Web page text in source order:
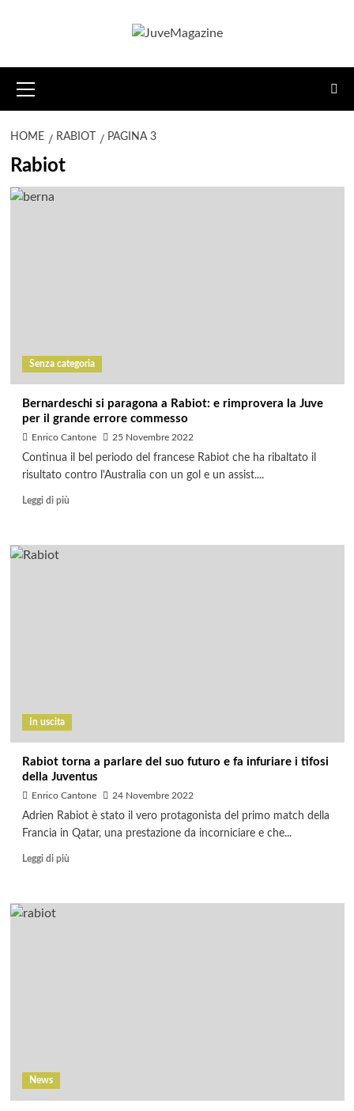
principale
HOME RABIOT PAGINA 3
Rabiot
Senza categoria
Bernardeschi si paragona a Rabiot: e rimprovera la Juve
per il grande errore commesso
Enrico Cantone 25 Novembre 2022
Continua il bel periodo del francese Rabiot che ha ribaltato il
risultato contro l'Australia con un gol e un assist....
Leggi di più
In uscita
Rabiot torna a parlare del suo futuro e fa infuriare i tifosi
della Juventus
Enrico Cantone 24 Novembre 2022
Adrien Rabiot è stato il vero protagonista del primo match della
Francia in Qatar, una prestazione da incorniciare e che...
Leggi di più
News